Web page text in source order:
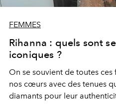
FEMMES
Rihanna : quels sont
iconiques ?
On se souvient de toutes
nos cœurs avec des tenues
diamants pour leur